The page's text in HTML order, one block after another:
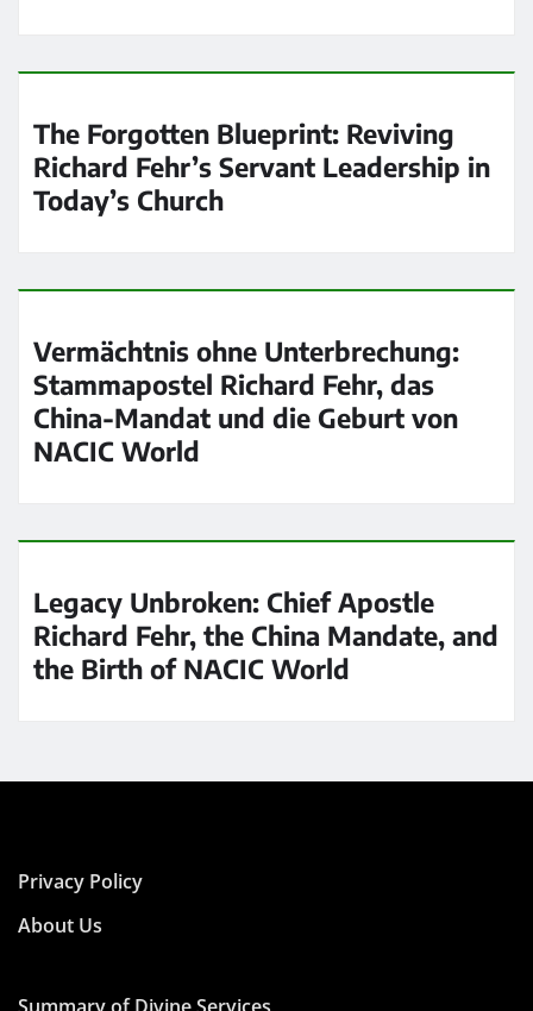
The Forgotten Blueprint: Reviving
Richard Fehr’s Servant Leadership in
Today’s Church
Vermächtnis ohne Unterbrechung:
Stammapostel Richard Fehr, das
China-Mandat und die Geburt von
NACIC World
Legacy Unbroken: Chief Apostle
Richard Fehr, the China Mandate, and
the Birth of NACIC World
Privacy Policy
About Us